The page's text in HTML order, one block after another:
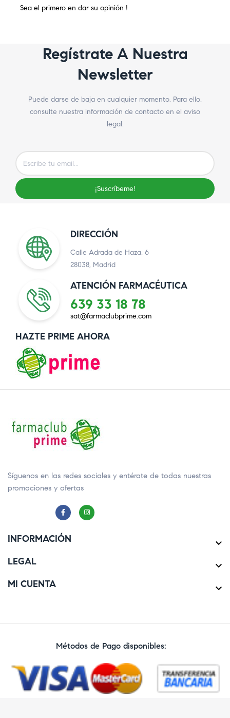
Sea el primero en dar su opinión !
Regístrate A Nuestra
Newsletter
Puede darse de baja en cualquier momento. Para ello,
consulte nuestra información de contacto en el aviso
legal.
¡Suscríbeme!
DIRECCIÓN
Calle Adrada de Haza, 6
28038, Madrid
ATENCIÓN FARMACÉUTICA
639 33 18 78
sat@farmaclubprime.com
HAZTE PRIME AHORA
Síguenos en las redes sociales y entérate de todas nuestras
promociones y ofertas
INFORMACIÓN 
LEGAL 
MI CUENTA 
Métodos de Pago disponibles: